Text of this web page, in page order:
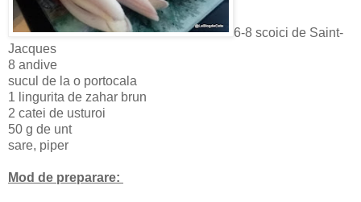
6-8 scoici de Saint-
Jacques
8 andive
sucul de la o portocala
1 lingurita de zahar brun
2 catei de usturoi
50 g de unt
sare, piper
Mod de preparare: